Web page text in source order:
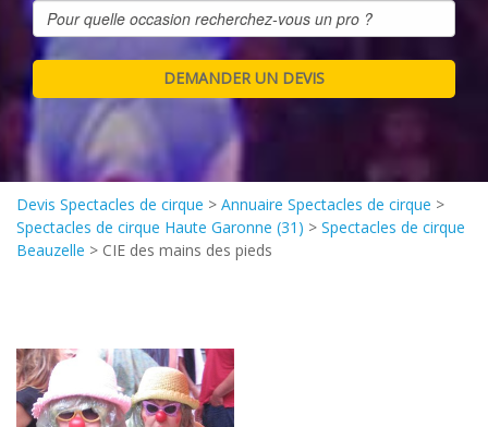
Devis Spectacles de cirque > Annuaire Spectacles de cirque >
Spectacles de cirque Haute Garonne (31) > Spectacles de cirque
Beauzelle > CIE des mains des pieds